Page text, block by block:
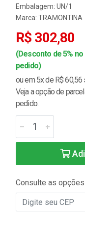
Embalagem: UN/1
Marca: TRAMONTINA
R$ 302,80
(Desconto de 5%
pedido)
ou em 5x de R$ 60,56
Veja a opção de
pedido.
Consulte as